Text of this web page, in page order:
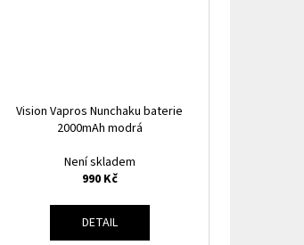
Vision Vapros Nunchaku baterie
2000mAh modrá
Není skladem
990 Kč
DETAIL